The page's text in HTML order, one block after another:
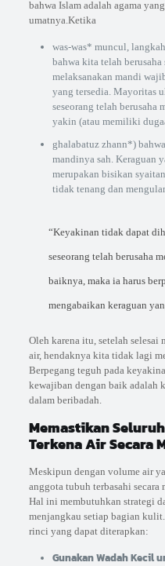
bahwa Islam adalah agama
umatnya.Ketika
was-was* muncul,
bahwa kita telah
melaksanakan mandi
yang tersedia. Mayoritas
seseorang telah berusaha
yakin (atau memiliki
ghalabatuz zhann*)
mandinya sah. Keraguan
merupakan bisikan
tidak tenang dan
“Keyakinan tidak dapat
seseorang telah berusaha
baiknya, maka ia harus
mengabaikan keraguan
Oleh karena itu, setelah selesai
air, hendaknya kita tidak lagi
Berpegang teguh pada
kewajiban dengan baik adalah
dalam beribadah.
Memastikan
Terkena Air Secara
Meskipun dengan volume air
anggota tubuh terbasahi
Hal ini membutuhkan strategi
menjangkau setiap bagian
rinci yang dapat diterapkan:
Gunakan Wadah Kecil